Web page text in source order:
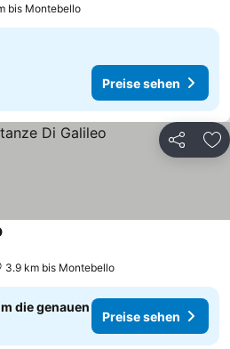
bis Montebello
Preise sehen
Teilen
3.9 km bis Montebello
die genauen
Preise sehen